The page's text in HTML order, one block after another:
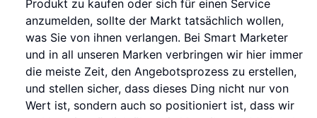
Produkt zu kaufen oder sich für einen Service
anzumelden, sollte der Markt tatsächlich wollen,
was Sie von ihnen verlangen. Bei Smart Marketer
und in all unseren Marken verbringen wir hier immer
die meiste Zeit, den Angebotsprozess zu erstellen,
und stellen sicher, dass dieses Ding nicht nur von
Wert ist, sondern auch so positioniert ist, dass wir